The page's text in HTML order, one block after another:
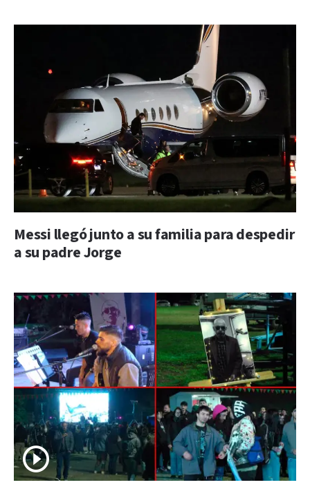
Messi llegó junto a su familia para despedir
a su padre Jorge